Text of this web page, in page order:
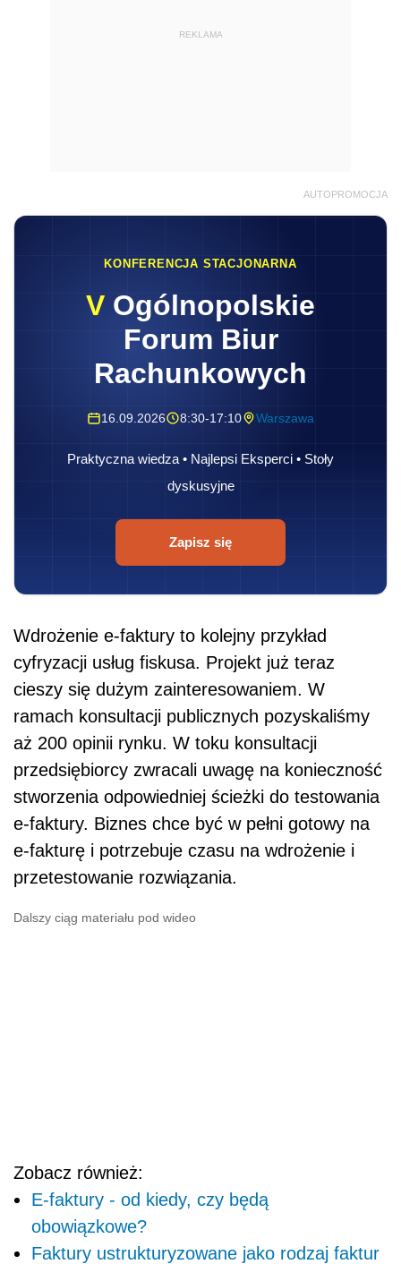
REKLAMA
AUTOPROMOCJA
KONFERENCJA STACJONARNA
V Ogólnopolskie
Forum Biur
Rachunkowych
16.09.2026 8:30-17:10 Warszawa
Praktyczna wiedza • Najlepsi Eksperci • Stoły
dyskusyjne
Zapisz się
Wdrożenie e-faktury to kolejny przykład
cyfryzacji usług fiskusa. Projekt już teraz
cieszy się dużym zainteresowaniem. W
ramach konsultacji publicznych pozyskaliśmy
aż 200 opinii rynku. W toku konsultacji
przedsiębiorcy zwracali uwagę na konieczność
stworzenia odpowiedniej ścieżki do testowania
e-faktury. Biznes chce być w pełni gotowy na
e-fakturę i potrzebuje czasu na wdrożenie i
przetestowanie rozwiązania.
Dalszy ciąg materiału pod wideo
Zobacz również:
E-faktury - od kiedy, czy będą
obowiązkowe?
Faktury ustrukturyzowane jako rodzaj faktur